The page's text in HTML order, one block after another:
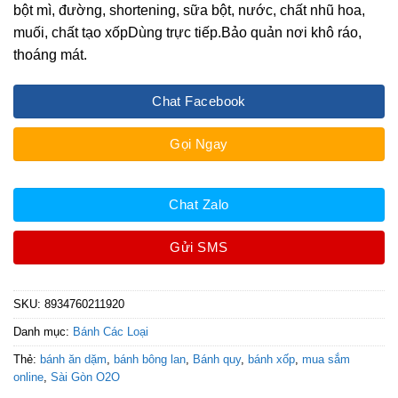
bột mì, đường, shortening, sữa bột, nước, chất nhũ hoa,
muối, chất tạo xốpDùng trực tiếp.Bảo quản nơi khô ráo,
thoáng mát.
Chat Facebook
Gọi Ngay
Chat Zalo
Gửi SMS
SKU: 8934760211920
Danh mục: Bánh Các Loại
Thẻ: bánh ăn dặm, bánh bông lan, Bánh quy, bánh xốp, mua sắm
online, Sài Gòn O2O